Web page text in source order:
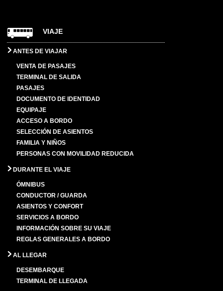
VIAJE
ANTES DE VIAJAR
VENTA DE PASAJES
TERMINAL DE SALIDA
PASAJES
DOCUMENTO DE IDENTIDAD
EQUIPAJE
ACCESO A BORDO
SELECCIÓN DE ASIENTOS
FAMILIA Y NIÑOS
PERSONAS CON MOVILIDAD REDUCIDA
DURANTE EL VIAJE
ÓMNIBUS
CONDUCTOR / GUARDA
ASIENTOS Y CONFORT
SERVICIOS A BORDO
INFORMACIÓN SOBRE SU VIAJE
REGLAS GENERALES A BORDO
AL LLEGAR
DESEMBARQUE
TERMINAL DE LLEGADA